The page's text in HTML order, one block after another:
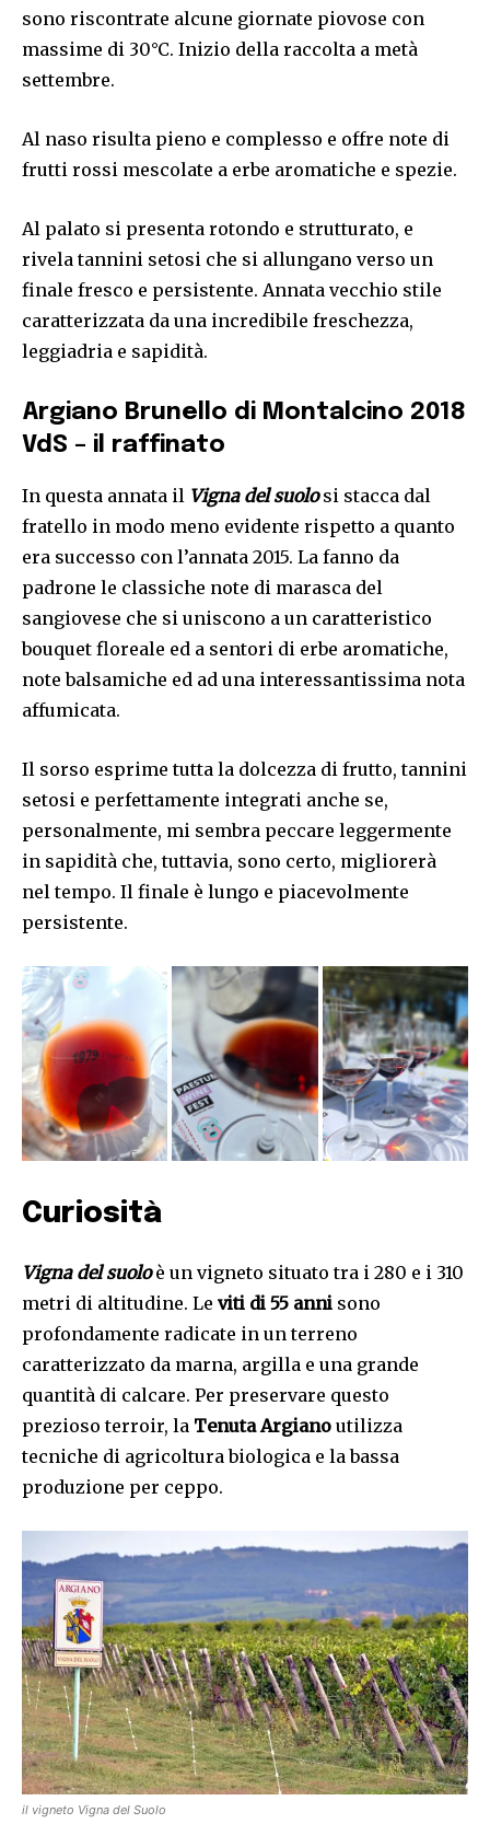
sono riscontrate alcune giornate piovose con
massime di 30°C. Inizio della raccolta a metà
settembre.
Al naso risulta pieno e complesso e offre note di
frutti rossi mescolate a erbe aromatiche e spezie.
Al palato si presenta rotondo e strutturato, e
rivela tannini setosi che si allungano verso un
finale fresco e persistente. Annata vecchio stile
caratterizzata da una incredibile freschezza,
leggiadria e sapidità.
Argiano Brunello di Montalcino 2018
VdS – il raffinato
In questa annata il Vigna del suolosi stacca dal
fratello in modo meno evidente rispetto a quanto
era successo con l’annata 2015. La fanno da
padrone le classiche note di marasca del
sangiovese che si uniscono a un caratteristico
bouquet floreale ed a sentori di erbe aromatiche,
note balsamiche ed ad una interessantissima nota
affumicata.
Il sorso esprime tutta la dolcezza di frutto, tannini
setosi e perfettamente integrati anche se,
personalmente, mi sembra peccare leggermente
in sapidità che, tuttavia, sono certo, migliorerà
nel tempo. Il finale è lungo e piacevolmente
persistente.
Curiosità
Vigna del suoloè un vigneto situato tra i 280 e i 310
metri di altitudine. Le viti di 55 anni sono
profondamente radicate in un terreno
caratterizzato da marna, argilla e una grande
quantità di calcare. Per preservare questo
prezioso terroir, la Tenuta Argiano utilizza
tecniche di agricoltura biologica e la bassa
produzione per ceppo.
il vigneto Vigna del Suolo